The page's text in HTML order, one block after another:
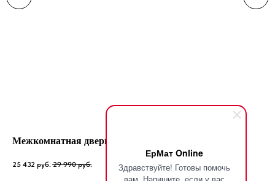
ЕрМат Online
Здравствуйте! Готовы помочь
Межкомнатная дверь Wood Glass 03
25 432 руб. 29 990 руб.